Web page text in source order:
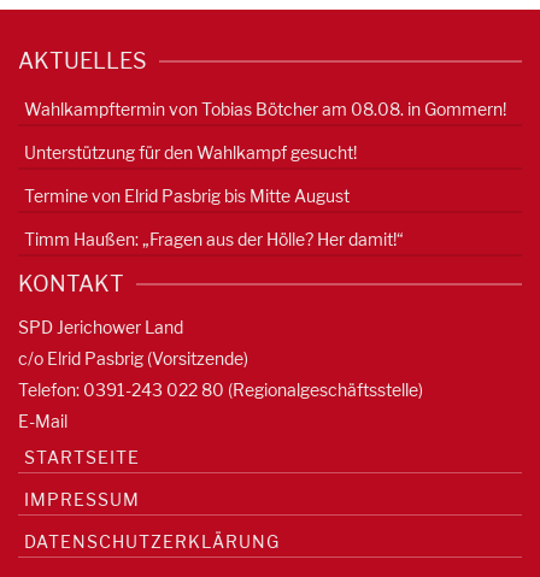
AKTUELLES
Wahlkampftermin von Tobias Bötcher am 08.08. in Gommern!
Unterstützung für den Wahlkampf gesucht!
Termine von Elrid Pasbrig bis Mitte August
Timm Haußen: „Fragen aus der Hölle? Her damit!“
KONTAKT
SPD Jerichower Land
c/o Elrid Pasbrig (Vorsitzende)
Telefon: 0391-243 022 80 (Regionalgeschäftsstelle)
E-Mail
STARTSEITE
IMPRESSUM
DATENSCHUTZERKLÄRUNG